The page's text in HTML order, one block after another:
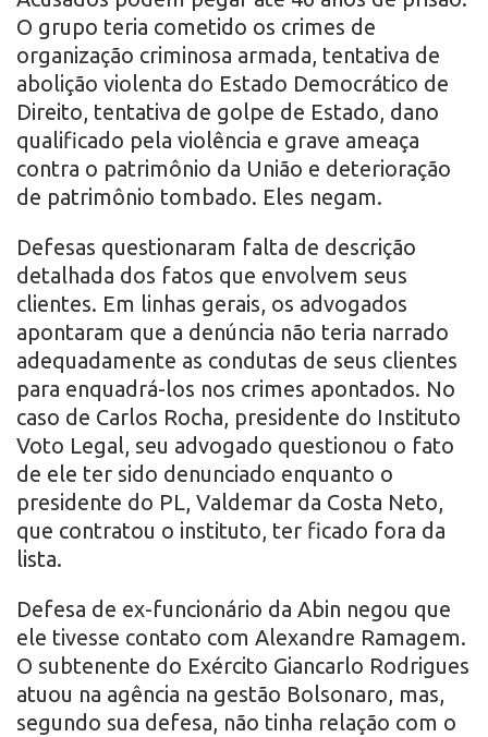
O grupo teria cometido os crimes de
organização criminosa armada, tentativa de
abolição violenta do Estado Democrático de
Direito, tentativa de golpe de Estado, dano
qualificado pela violência e grave ameaça
contra o patrimônio da União e deterioração
de patrimônio tombado. Eles negam.
Defesas questionaram falta de descrição
detalhada dos fatos que envolvem seus
clientes. Em linhas gerais, os advogados
apontaram que a denúncia não teria narrado
adequadamente as condutas de seus clientes
para enquadrá-los nos crimes apontados. No
caso de Carlos Rocha, presidente do Instituto
Voto Legal, seu advogado questionou o fato
de ele ter sido denunciado enquanto o
presidente do PL, Valdemar da Costa Neto,
que contratou o instituto, ter ficado fora da
lista.
Defesa de ex-funcionário da Abin negou que
ele tivesse contato com Alexandre Ramagem.
O subtenente do Exército Giancarlo Rodrigues
atuou na agência na gestão Bolsonaro, mas,
segundo sua defesa, não tinha relação com o